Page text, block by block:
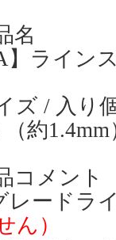
名
ライン
ズ / 入り
約
コメント
ードラ
ん）